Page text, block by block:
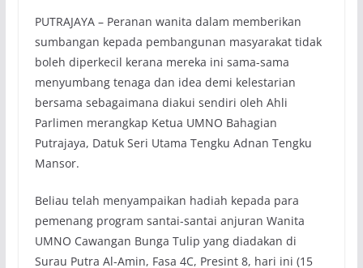
PUTRAJAYA – Peranan wanita dalam memberikan
sumbangan kepada pembangunan masyarakat tidak
boleh diperkecil kerana mereka ini sama-sama
menyumbang tenaga dan idea demi kelestarian
bersama sebagaimana diakui sendiri oleh Ahli
Parlimen merangkap Ketua UMNO Bahagian
Putrajaya, Datuk Seri Utama Tengku Adnan Tengku
Mansor.
Beliau telah menyampaikan hadiah kepada para
pemenang program santai-santai anjuran Wanita
UMNO Cawangan Bunga Tulip yang diadakan di
Surau Putra Al-Amin, Fasa 4C, Presint 8, hari ini (15